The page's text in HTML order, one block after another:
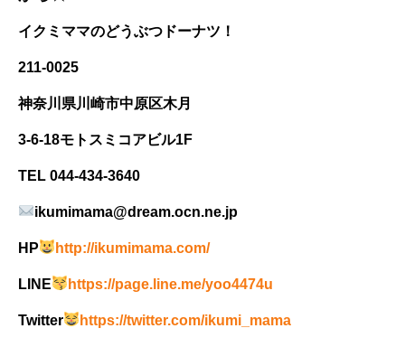
イクミママのどうぶつドーナツ！
211-0025
神奈川県川崎市中原区木月
3-6-18モトスミコアビル1F
TEL 044-434-3640
ikumimama@dream.ocn.ne.jp
HP http://ikumimama.com/
LINE https://page.line.me/yoo4474u
Twitter https://twitter.com/ikumi_mama